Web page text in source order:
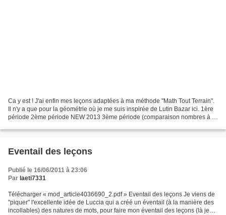
Ca y est ! J'ai enfin mes leçons adaptées à ma méthode "Math Tout Terrain".
Il n'y a que pour la géométrie où je me suis inspirée de Lutin Bazar ici. 1ère
période 2ème période NEW 2013 3ème période (comparaison nombres à 3
Eventail des leçons
Publié le 16/06/2011 à 23:06
Par laeti7331
Télécharger « mod_article4036690_2.pdf » Eventail des leçons Je viens de
"piquer" l'excellente idée de Luccia qui a créé un éventail (à la manière des
incollables) des natures de mots, pour faire mon éventail des leçons (là je